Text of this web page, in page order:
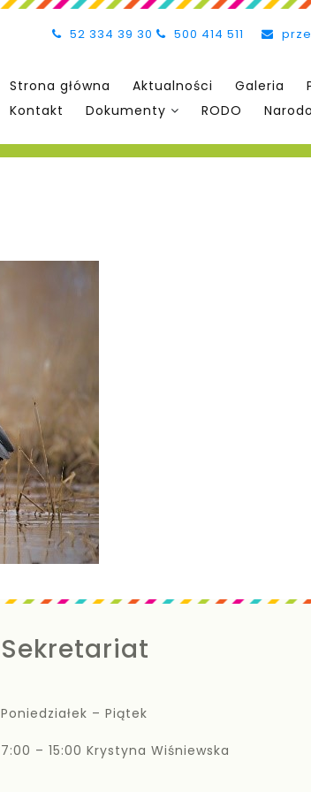
52 334 39 30 500 414 511
Strona główna Aktualności Galeria
Kontakt
Dokumenty RODO
Sekretariat
Poniedziałek – Piątek
7:00 – 15:00 Krystyna Wiśniewska